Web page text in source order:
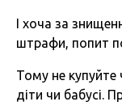
І хоча за
штрафи, попит
Тому не купуйте
діти чи бабусі.